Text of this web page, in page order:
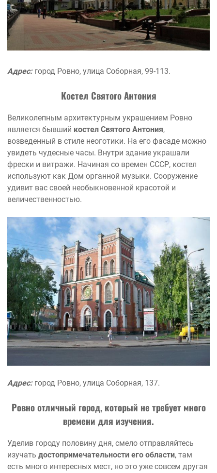
Адрес: город Ровно, улица Соборная, 99-113.
Костел Святого Антония
Великолепным архитектурным украшением Ровно
является бывший костел Святого Антония,
возведенный в стиле неоготики. На его фасаде можно
увидеть чудесные часы. Внутри здание украшали
фрески и витражи. Начиная со времен СССР, костел
используют как Дом органной музыки. Сооружение
удивит вас своей необыкновенной красотой и
величественностью.
Адрес: город Ровно, улица Соборная, 137.
Ровноотличный город, который не требует много
времени для изучения.
Уделив городу половину дня, смело отправляйтесь
изучать достопримечательности его области, там
есть много интересных мест, но это уже совсем другая